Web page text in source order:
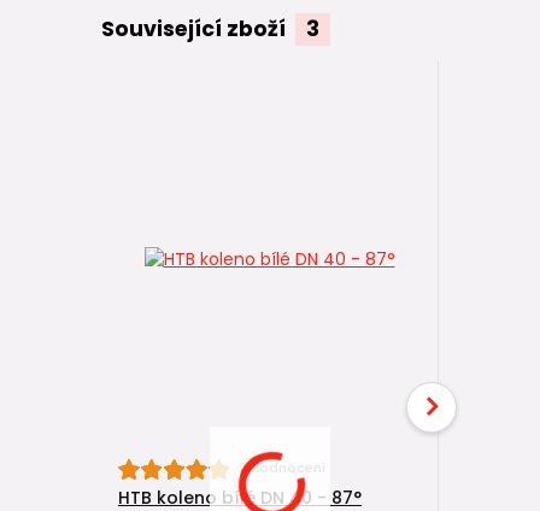
Související zboží 3
2 hodnocení
HTB koleno bílé DN 40 - 87°